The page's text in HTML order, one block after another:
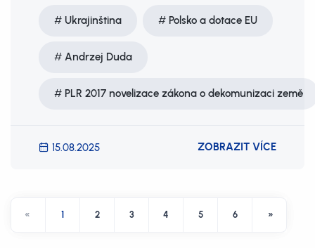
Ukrajinština Polsko a dotace EU
Andrzej Duda
PLR 2017 novelizace zákona o dekomunizaci země
15.08.2025 ZOBRAZIT VÍCE
« 1 2 3 4 5 6 »